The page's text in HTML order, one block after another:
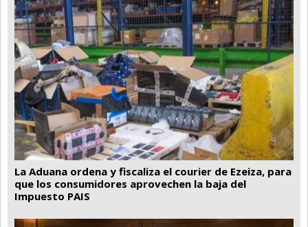
La Aduana ordena y fiscaliza el courier de Ezeiza, para
que los consumidores aprovechen la baja del
Impuesto PAIS